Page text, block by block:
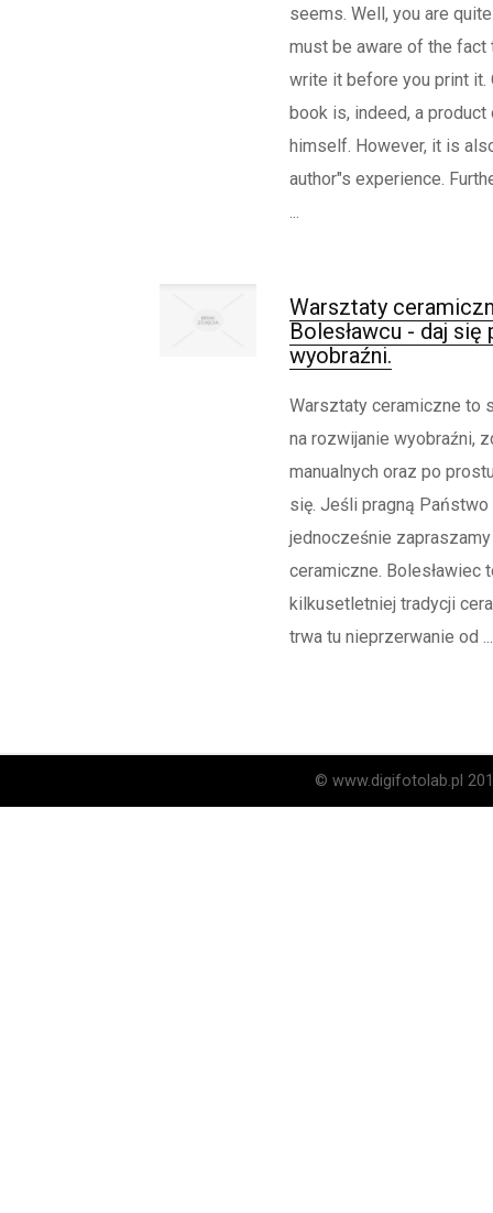
seems. Well, you are
must be aware of the fact
write it before you print it.
book is, indeed, a product
himself. However, it is
author"s experience.
...
Warsztaty
Bolesławcu - daj się
wyobraźni.
Warsztaty ceramiczne to
na rozwijanie wyobraźni,
manualnych oraz po
się. Jeśli pragną
jednocześnie
ceramiczne. Bolesławiec
kilkusetletniej tradycji
trwa tu nieprzerwanie od ...
© www.digifotolab.pl